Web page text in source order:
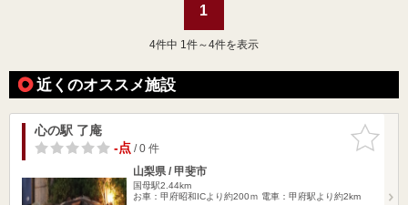
1
4件中 1件～4件を表示
近くのオススメ施設
お気に入
りに追加
心の駅 了庵
-点/ 0 件
山梨県 / 甲斐市
国母駅2.44km
お車：甲府昭和ICより約200ｍ 電車：甲府駅より約2km